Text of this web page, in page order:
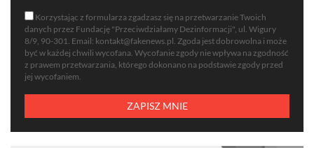
Korzystając z formularza zgadzasz się na przetwarzanie Twoich
danych przez Fundację "Przeciwdziałamy Dezinformacji", ul. Wigury
8/9, 90-301. Email: kontakt@fakenews.pl . Zgoda jest dobrowolna i może
być w każdej chwili wycofana. Wycofanie zgody nie wpływa na zgodność
z prawem przetwarzania, którego dokonano na podstawie zgody przed
jej wycofaniem.